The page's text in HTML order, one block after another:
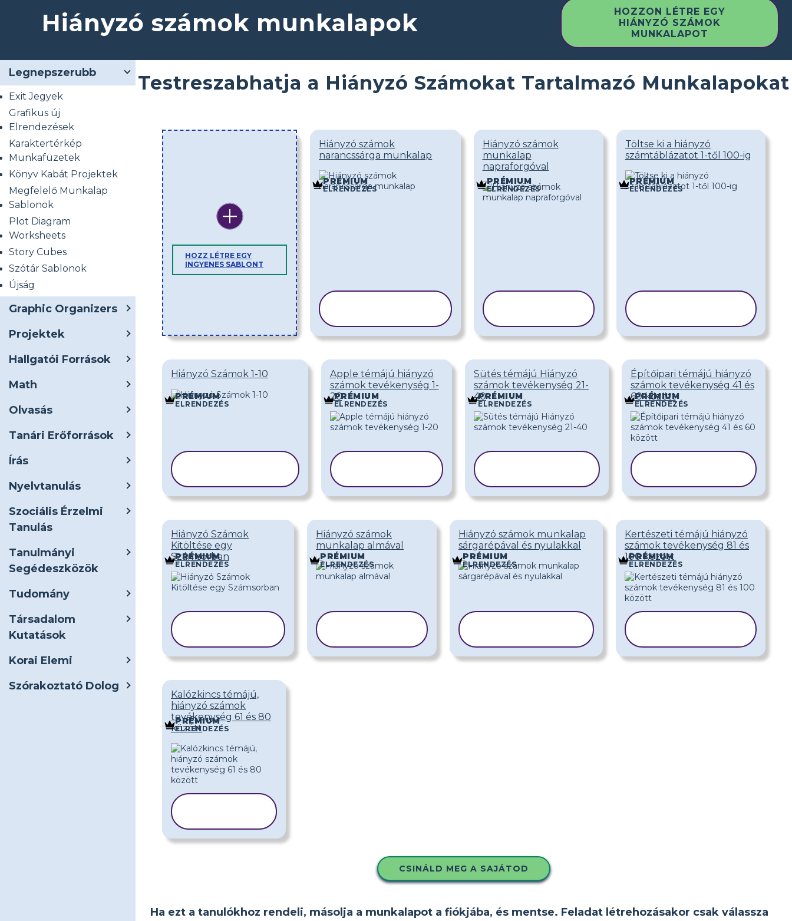
Hiányzó számok munkalapok
HOZZON LÉTRE EGY
HIÁNYZÓ SZÁMOK
MUNKALAPOT
Legnepszerubb
Exit Jegyek
Grafikus új
Elrendezések
Karaktertérkép
Munkafüzetek
Könyv Kabát Projektek
Megfelelő Munkalap
Sablonok
Plot Diagram
Worksheets
Story Cubes
Szótár Sablonok
Újság
Graphic Organizers
Projektek
Hallgatói Források
Math
Olvasás
Tanári Erőforrások
Írás
Nyelvtanulás
Szociális Érzelmi
Tanulás
Tanulmányi
Segédeszközök
Tudomány
Társadalom
Kutatások
Korai Elemi
Szórakoztató Dolog
Testreszabhatja a Hiányzó Számokat Tartalmazó Munkalapokat
HOZZ LÉTRE EGY
INGYENES SABLONT
Hiányzó számok
narancssárga munkalap
PRÉMIUM
ELRENDEZÉS
Hiányzó számok
munkalap
napraforgóval
PRÉMIUM
ELRENDEZÉS
Töltse ki a hiányzó
számtáblázatot 1-től 100-ig
PRÉMIUM
ELRENDEZÉS
Hiányzó Számok 1-10
PRÉMIUM
ELRENDEZÉS
Apple témájú hiányzó
számok tevékenység 1-
20
PRÉMIUM
ELRENDEZÉS
Sütés témájú Hiányzó
számok tevékenység 21-
40
PRÉMIUM
ELRENDEZÉS
Építőipari témájú hiányzó
számok tevékenység 41 és
60 között
PRÉMIUM
ELRENDEZÉS
Hiányzó Számok
Kitöltése egy
Számsorban
PRÉMIUM
ELRENDEZÉS
Hiányzó számok
munkalap almával
PRÉMIUM
ELRENDEZÉS
Hiányzó számok munkalap
sárgarépával és nyulakkal
PRÉMIUM
ELRENDEZÉS
Kertészeti témájú hiányzó
számok tevékenység 81 és
100 között
PRÉMIUM
ELRENDEZÉS
Kalózkincs témájú,
hiányzó számok
tevékenység 61 és 80
között
PRÉMIUM
ELRENDEZÉS
CSINÁLD MEG A SAJÁTOD
Ha ezt a tanulókhoz rendeli, másolja a munkalapot a fiókjába, és mentse. Feladat létrehozásakor csak válassza